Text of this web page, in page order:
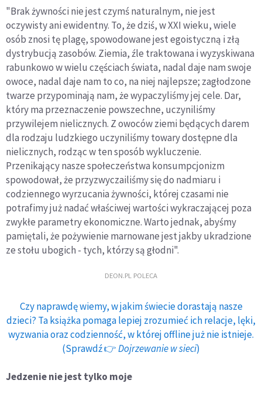
"Brak żywności nie jest czymś naturalnym, nie jest
oczywisty ani ewidentny. To, że dziś, w XXI wieku, wiele
osób znosi tę plagę, spowodowane jest egoistyczną i złą
dystrybucją zasobów. Ziemia, źle traktowana i wyzyskiwana
rabunkowo w wielu częściach świata, nadal daje nam swoje
owoce, nadal daje nam to co, na niej najlepsze; zagłodzone
twarze przypominają nam, że wypaczyliśmy jej cele. Dar,
który ma przeznaczenie powszechne, uczyniliśmy
przywilejem nielicznych. Z owoców ziemi będących darem
dla rodzaju ludzkiego uczyniliśmy towary dostępne dla
nielicznych, rodząc w ten sposób wykluczenie.
Przenikający nasze społeczeństwa konsumpcjonizm
spowodował, że przyzwyczailiśmy się do nadmiaru i
codziennego wyrzucania żywności, której czasami nie
potrafimy już nadać właściwej wartości wykraczającej poza
zwykłe parametry ekonomiczne. Warto jednak, abyśmy
pamiętali, że pożywienie marnowane jest jakby ukradzione
ze stołu ubogich - tych, którzy są głodni".
DEON.PL POLECA
Czy naprawdę wiemy, w jakim świecie dorastają nasze
dzieci? Ta książka pomaga lepiej zrozumieć ich relacje, lęki,
wyzwania oraz codzienność, w której offline już nie istnieje.
(Sprawdź 👉Dojrzewanie w sieci)
Jedzenie nie jest tylko moje